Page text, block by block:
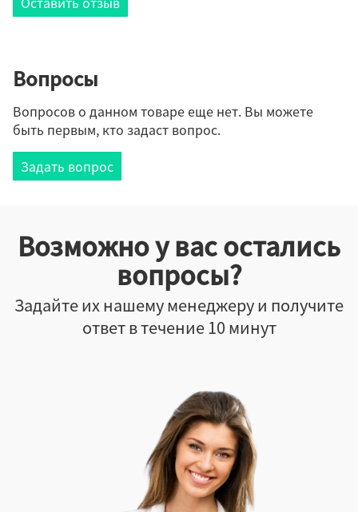
Вопросы
Вопросов о данном товаре еще нет. Вы можете
быть первым, кто задаст вопрос.
Задать вопрос
Возможно у вас остались
вопросы?
Задайте их нашему менеджеру и получите
ответ в течение 10 минут